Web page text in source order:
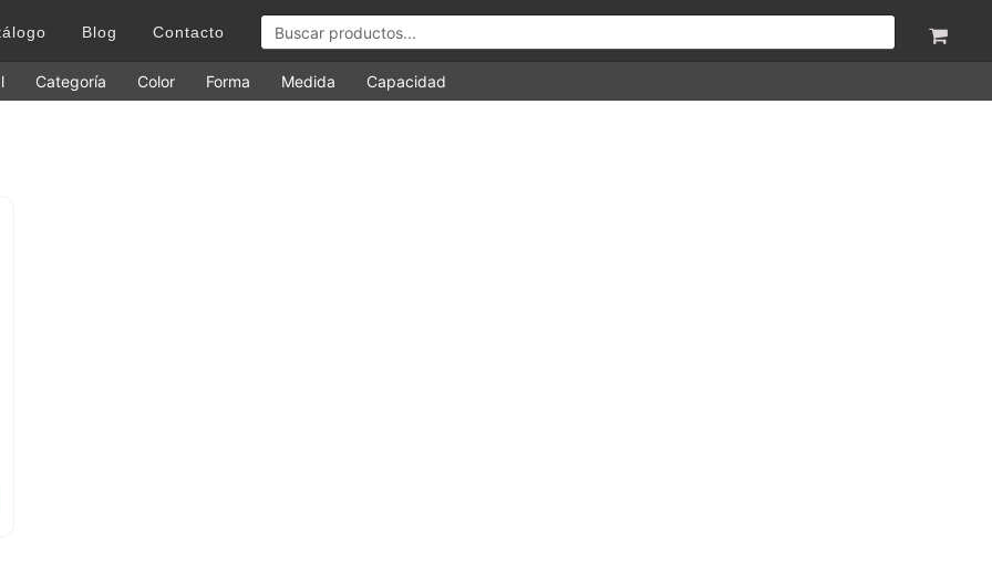
Blog Contacto
Categoría Color Forma Medida Capacidad